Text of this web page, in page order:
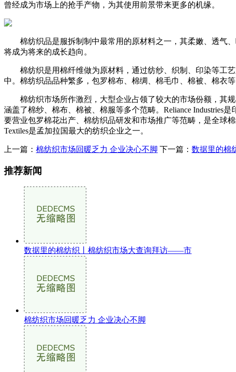
曾经成为市场上的抢手产物，为其使用前景带来更多的机缘。
棉纺织品是服拆制制中最常用的原材料之一，其柔嫩、透气、
将成为将来的成长趋向。
棉纺织是用棉纤维做为原材料，通过纺纱、织制、印染等工艺
中。棉纺织品品种繁多，包罗棉布、棉绸、棉毛巾、棉被、棉衣
棉纺织市场所作激烈，大型企业占领了较大的市场份额，其规
涵盖了棉纱、棉布、棉被、棉服等多个范畴。Reliance Industries
要营业包罗棉花出产、棉纺织品研发和市场推广等范畴，是全球
Textiles是孟加拉国最大的纺织企业之一。
上一篇： 棉纺织市场回暖乏力 企业决心不脚 下一篇： 数据里的棉
推荐新闻
数据里的棉纺织丨棉纺织市场大查询拜访——市
棉纺织市场回暖乏力 企业决心不脚